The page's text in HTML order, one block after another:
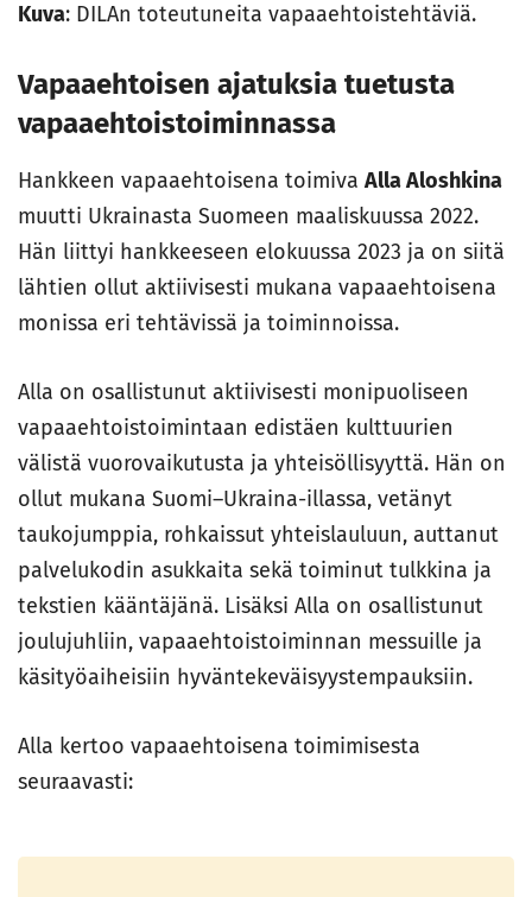
Kuva: DILAn toteutuneita vapaaehtoistehtäviä.
Vapaaehtoisen ajatuksia tuetusta
vapaaehtoistoiminnassa
Hankkeen vapaaehtoisena toimiva Alla Aloshkina
muutti Ukrainasta Suomeen maaliskuussa 2022.
Hän liittyi hankkeeseen elokuussa 2023 ja on siitä
lähtien ollut aktiivisesti mukana vapaaehtoisena
monissa eri tehtävissä ja toiminnoissa.
Alla on osallistunut aktiivisesti monipuoliseen
vapaaehtoistoimintaan edistäen kulttuurien
välistä vuorovaikutusta ja yhteisöllisyyttä. Hän on
ollut mukana Suomi–Ukraina-illassa, vetänyt
taukojumppia, rohkaissut yhteislauluun, auttanut
palvelukodin asukkaita sekä toiminut tulkkina ja
tekstien kääntäjänä. Lisäksi Alla on osallistunut
joulujuhliin, vapaaehtoistoiminnan messuille ja
käsityöaiheisiin hyväntekeväisyystempauksiin.
Alla kertoo vapaaehtoisena toimimisesta
seuraavasti: